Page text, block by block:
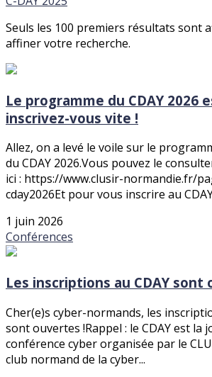
Seuls les 100 premiers résultats sont
affiner votre recherche.
Le programme du CDAY 2026
inscrivez-vous vite !
Allez, on a levé le voile sur le
du CDAY 2026.Vous pouvez le
ici : https://www.clusir-normandie.fr/
cday2026Et pour vous inscrire au
1 juin 2026
Conférences
Les inscriptions au CDAY sont
Cher(e)s cyber-normands, les
sont ouvertes !Rappel : le CDAY est la
conférence cyber organisée par le
club normand de la cyber...